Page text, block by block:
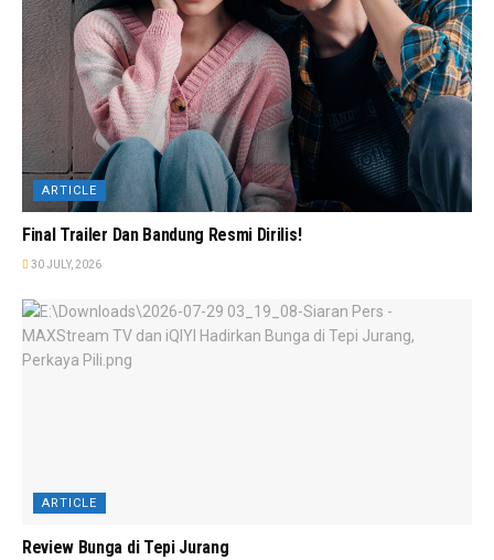
ARTICLE
Final Trailer Dan Bandung Resmi Dirilis!
30 JULY, 2026
ARTICLE
Review Bunga di Tepi Jurang